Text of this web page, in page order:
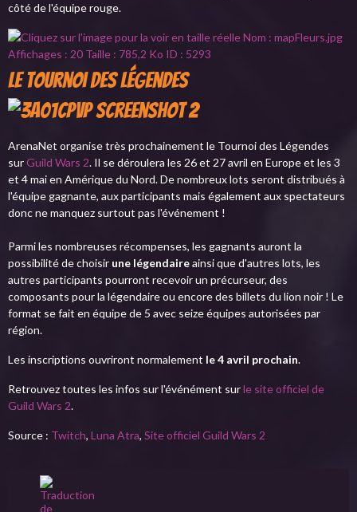
côté de l'équipe rouge.
Le Tournoi des Légendes
ArenaNet organise très prochainement le Tournoi des Légendes
surGuild Wars 2. Il se déroulera les 26 et 27 avril en Europe et les 3
et 4 mai en Amérique du Nord. De nombreux lots seront distribués à
l'équipe gagnante, aux participants mais également aux spectateurs
donc ne manquez surtout pas l'événement !
Parmi les nombreuses récompenses, les gagnants auront la
possibilité de choisir une légendaireainsi que d'autres lots, les
autres participants pourront recevoir un précurseur, des
composants pour la légendaire ou encore des billets du lion noir ! Le
format se fait en équipe de 5 avec seize équipes autorisées par
région.
Les inscriptions ouvriront normalement le 4 avril prochain.
Retrouvez toutes les infos sur l'événément surle site officiel de
Guild Wars 2.
Source : Twitch, Luna Atra, Site officiel Guild Wars 2